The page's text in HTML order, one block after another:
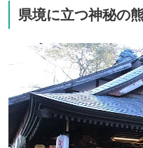
県境に立つ神秘の